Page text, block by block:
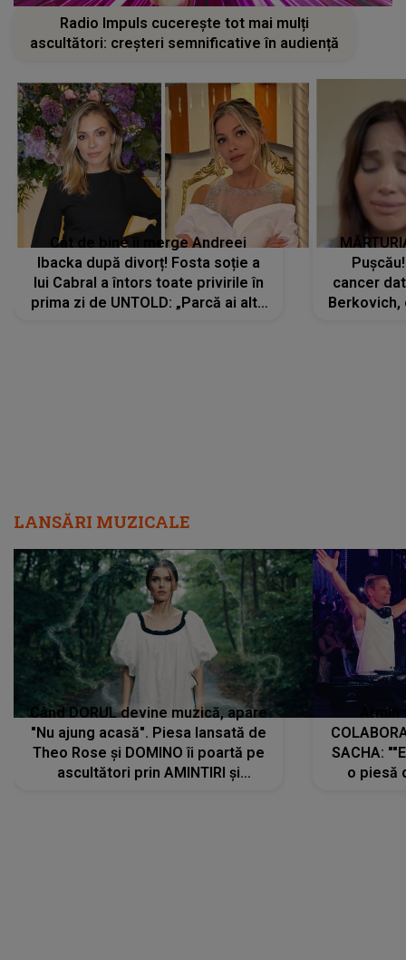
Radio Impuls cucerește tot mai mulți
ascultători: creșteri semnificative în audiență
Cât de bine îi merge Andreei
Ibacka după divorț! Fosta soție a
lui Cabral a întors toate privirile în
prima zi de UNTOLD: „Parcă ai altă
cancer
LANSĂRI MUZICALE
Când DORUL devine muzică, apare
"Nu ajung acasă". Piesa lansată de
Theo Rose și DOMINO îi poartă pe
ascultători prin AMINTIRI și
SACHA:
o piesă